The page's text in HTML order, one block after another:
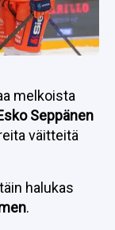
melkoista
Seppänen
väitteitä
halukas
.